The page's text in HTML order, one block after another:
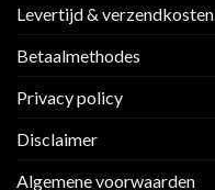
Levertijd & verzendkosten
Betaalmethodes
Privacy policy
Disclaimer
Algemene voorwaarden